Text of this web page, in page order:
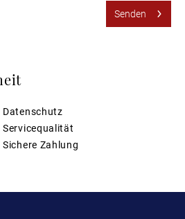
Senden
Datenschutz
Sichere Zahlung
Servicequalität